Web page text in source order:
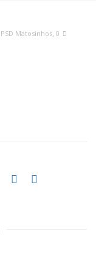
PSD Matosinhos, 0